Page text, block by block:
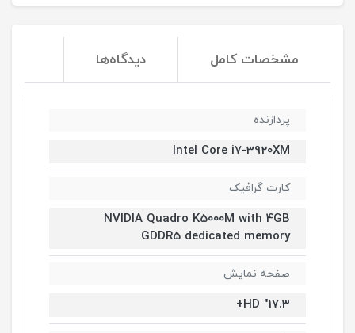
مشخصات کامل دیدگاه‌ها
پردازنده
Intel Core i7-3920XM
کارت گرافیک
NVIDIA Quadro K5000M with 4GB
GDDR5 dedicated memory
صفحه نمایش
17.3" HD+